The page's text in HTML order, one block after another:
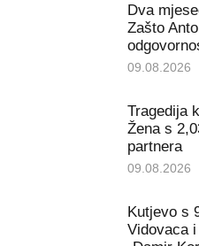
Dva
Zašto
09.08.2026
Tragedija
Žena s
partnera
09.08.2026
Kutjevo s
Vidovaca